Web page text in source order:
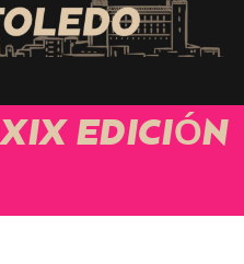
XIX EDICIÓN